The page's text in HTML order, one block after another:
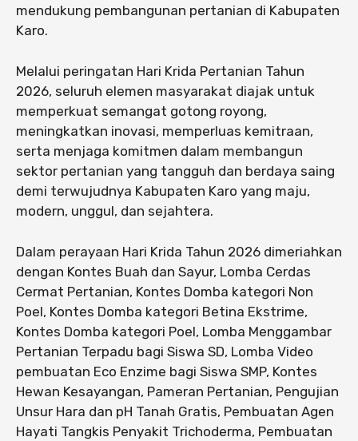
mendukung pembangunan pertanian di Kabupaten
Karo.
Melalui peringatan Hari Krida Pertanian Tahun
2026, seluruh elemen masyarakat diajak untuk
memperkuat semangat gotong royong,
meningkatkan inovasi, memperluas kemitraan,
serta menjaga komitmen dalam membangun
sektor pertanian yang tangguh dan berdaya saing
demi terwujudnya Kabupaten Karo yang maju,
modern, unggul, dan sejahtera.
Dalam perayaan Hari Krida Tahun 2026 dimeriahkan
dengan Kontes Buah dan Sayur, Lomba Cerdas
Cermat Pertanian, Kontes Domba kategori Non
Poel, Kontes Domba kategori Betina Ekstrime,
Kontes Domba kategori Poel, Lomba Menggambar
Pertanian Terpadu bagi Siswa SD, Lomba Video
pembuatan Eco Enzime bagi Siswa SMP, Kontes
Hewan Kesayangan, Pameran Pertanian, Pengujian
Unsur Hara dan pH Tanah Gratis, Pembuatan Agen
Hayati Tangkis Penyakit Trichoderma, Pembuatan